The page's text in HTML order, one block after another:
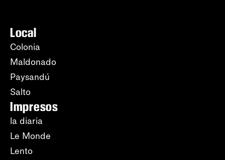
Local
Colonia
Maldonado
Paysandú
Salto
Impresos
la diaria
Le Monde
Lento